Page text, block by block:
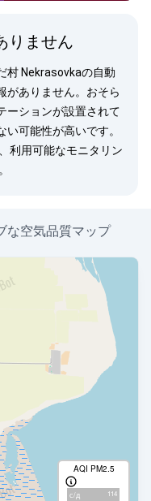
りません
村 Nekrasovkaの自動
がありません。おそら
ーションが設置されて
可能性が高いです。
利用可能なモニタリン
な空気品質マップ
AQI PM2.5
с/д 114